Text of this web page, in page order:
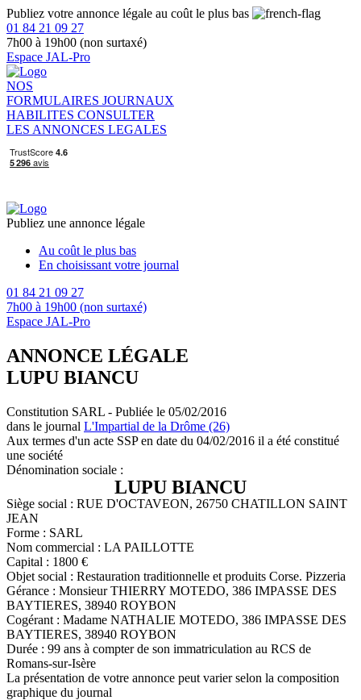
Publiez votre annonce légale au coût le plus bas
01 84 21 09 27
7h00 à 19h00 (non surtaxé)
Espace JAL-Pro
NOS
FORMULAIRES JOURNAUX
HABILITES CONSULTER
LES ANNONCES LEGALES
Publiez une annonce légale
Au coût le plus bas
En choisissant votre journal
01 84 21 09 27
7h00 à 19h00 (non surtaxé)
Espace JAL-Pro
ANNONCE LÉGALE
LUPU BIANCU
Constitution SARL - Publiée le 05/02/2016
dans le journal L'Impartial de la Drôme (26)
Aux termes d'un acte SSP en date du 04/02/2016 il a été constitué
une société
Dénomination sociale :
LUPU BIANCU
Siège social : RUE D'OCTAVEON, 26750 CHATILLON SAINT
JEAN
Forme : SARL
Nom commercial : LA PAILLOTTE
Capital : 1800 €
Objet social : Restauration traditionnelle et produits Corse. Pizzeria
Gérance : Monsieur THIERRY MOTEDO, 386 IMPASSE DES
BAYTIERES, 38940 ROYBON
Cogérant : Madame NATHALIE MOTEDO, 386 IMPASSE DES
BAYTIERES, 38940 ROYBON
Durée : 99 ans à compter de son immatriculation au RCS de
Romans-sur-Isère
La présentation de votre annonce peut varier selon la composition
graphique du journal